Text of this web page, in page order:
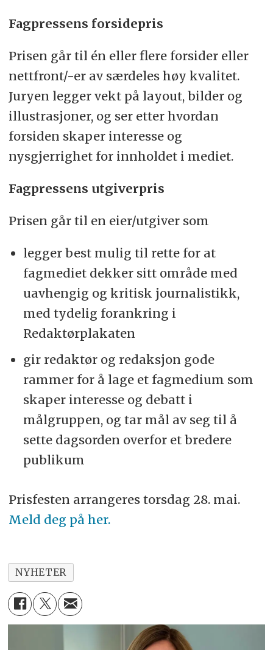
Fagpressens forsidepris
Prisen går til én eller flere forsider eller
nettfront/-er av særdeles høy kvalitet.
Juryen legger vekt på layout, bilder og
illustrasjoner, og ser etter hvordan
forsiden skaper interesse og
nysgjerrighet for innholdet i mediet.
Fagpressens utgiverpris
Prisen går til en eier/utgiver som
legger best mulig til rette for at
fagmediet dekker sitt område med
uavhengig og kritisk journalistikk,
med tydelig forankring i
Redaktørplakaten
gir redaktør og redaksjon gode
rammer for å lage et fagmedium som
skaper interesse og debatt i
målgruppen, og tar mål av seg til å
sette dagsorden overfor et bredere
publikum
Prisfesten arrangeres torsdag 28. mai.
Meld deg på her.
NYHETER